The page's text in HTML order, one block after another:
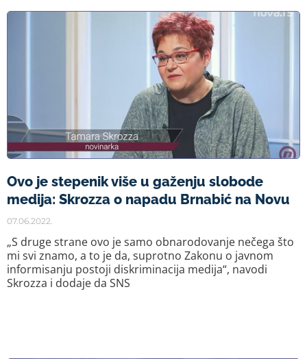
Ovo je stepenik više u gaženju slobode
medija: Skrozza o napadu Brnabić na Novu
07.06.2022.
„S druge strane ovo je samo obnarodovanje nečega što
mi svi znamo, a to je da, suprotno Zakonu o javnom
informisanju postoji diskriminacija medija“, navodi
Skrozza i dodaje da SNS